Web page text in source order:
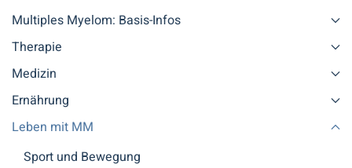
Multiples Myelom: Basis-Infos
Therapie
Medizin
Ernährung
Leben mit MM
Sport und Bewegung